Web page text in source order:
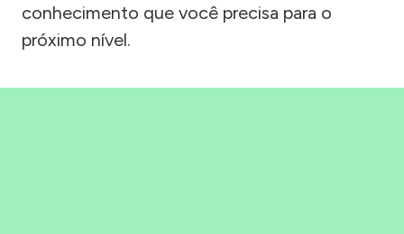
conhecimento que você precisa para o
próximo nível.